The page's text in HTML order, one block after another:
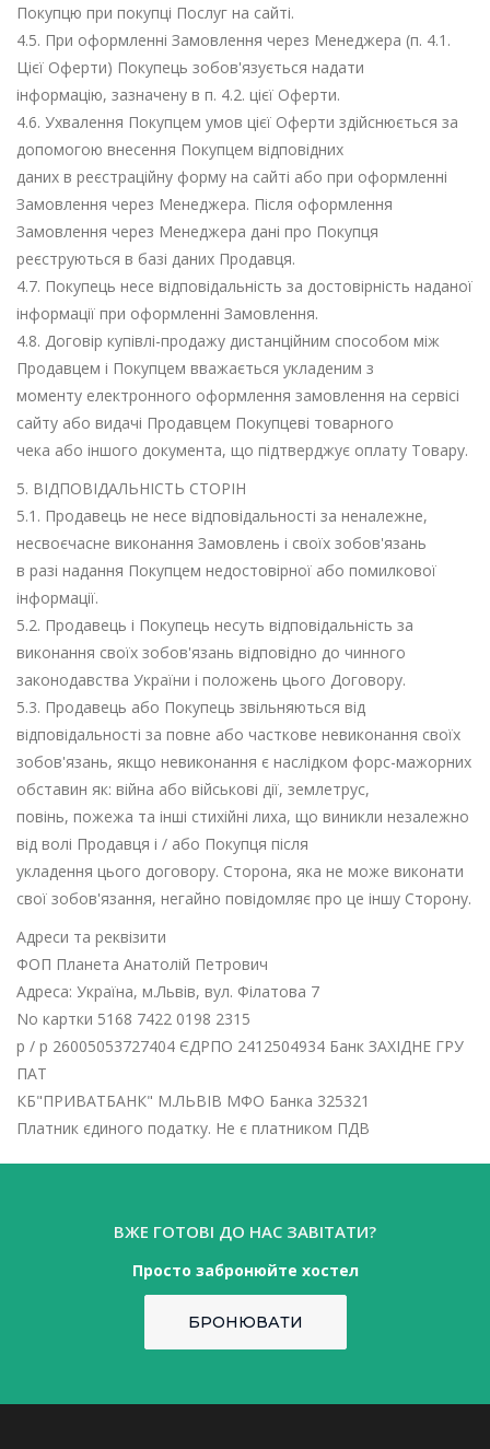
Покупцю при покупці Послуг на сайті.
4.5. При оформленні Замовлення через Менеджера (п. 4.1.
Цієї Оферти) Покупець зобов'язується надати
інформацію, зазначену в п. 4.2. цієї Оферти.
4.6. Ухвалення Покупцем умов цієї Оферти здійснюється за
допомогою внесення Покупцем відповідних
даних в реєстраційну форму на сайті або при оформленні
Замовлення через Менеджера. Після оформлення
Замовлення через Менеджера дані про Покупця
реєструються в базі даних Продавця.
4.7. Покупець несе відповідальність за достовірність наданої
інформації при оформленні Замовлення.
4.8. Договір купівлі-продажу дистанційним способом між
Продавцем і Покупцем вважається укладеним з
моменту електронного оформлення замовлення на сервісі
сайту або видачі Продавцем Покупцеві товарного
чека або іншого документа, що підтверджує оплату Товару.
5. ВІДПОВІДАЛЬНІСТЬ СТОРІН
5.1. Продавець не несе відповідальності за неналежне,
несвоєчасне виконання Замовлень і своїх зобов'язань
в разі надання Покупцем недостовірної або помилкової
інформації.
5.2. Продавець і Покупець несуть відповідальність за
виконання своїх зобов'язань відповідно до чинного
законодавства України і положень цього Договору.
5.3. Продавець або Покупець звільняються від
відповідальності за повне або часткове невиконання своїх
зобов'язань, якщо невиконання є наслідком форс-мажорних
обставин як: війна або військові дії, землетрус,
повінь, пожежа та інші стихійні лиха, що виникли незалежно
від волі Продавця і / або Покупця після
укладення цього договору. Сторона, яка не може виконати
свої зобов'язання, негайно повідомляє про це іншу Сторону.
Адреси та реквізити
ФОП Планета Анатолій Петрович
Адреса: Україна, м.Львів, вул. Філатова 7
No картки 5168 7422 0198 2315
р / р 26005053727404 ЄДРПО 2412504934 Банк ЗАХIДНЕ ГРУ
ПАТ
КБ"ПРИВАТБАНК" М.ЛЬВIВ МФО Банка 325321
Платник єдиного податку. Не є платником ПДВ
ВЖЕ ГОТОВІ ДО НАС ЗАВІТАТИ?
Просто забронюйте хостел
БРОНЮВАТИ